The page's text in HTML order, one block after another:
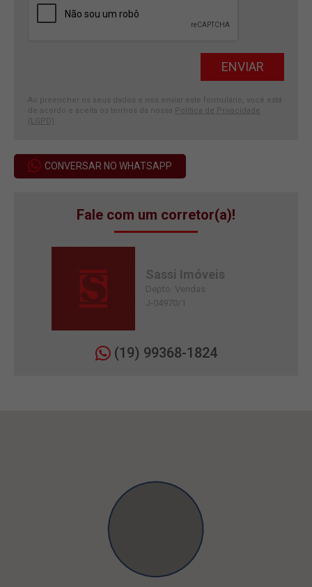
Ao preencher os seus dados e nos enviar este formulário, você está
de acordo e aceita os termos da nossa
Política de Privacidade
(LGPD)
CONVERSAR NO WHATSAPP
Fale com um corretor(a)!
Sassi Imóveis
Depto. Vendas
J-04970/1
(19) 99368-1824